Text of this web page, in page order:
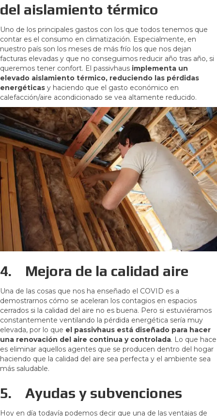
del aislamiento térmico
Uno de los principales gastos con los que todos tenemos que
contar es el consumo en climatización. Especialmente, en
nuestro país son los meses de más frío los que nos dejan
facturas elevadas y que no conseguimos reducir año tras año, si
queremos tener confort. El passivhaus implementa un
elevado aislamiento térmico, reduciendo las pérdidas
energéticas y haciendo que el gasto económico en
calefacción/aire acondicionado se vea altamente reducido.
4. Mejora de la calidad aire
Una de las cosas que nos ha enseñado el COVID es a
demostrarnos cómo se aceleran los contagios en espacios
cerrados si la calidad del aire no es buena. Pero si estuviéramos
constantemente ventilando la pérdida energética sería muy
elevada, por lo que el passivhaus está diseñado para hacer
una renovación del aire continua y controlada. Lo que hace
es eliminar aquellos agentes que se producen dentro del hogar
haciendo que la calidad del aire sea perfecta y el ambiente sea
más saludable.
5. Ayudas y subvenciones
Hoy en día todavía podemos decir que una de las ventajas de